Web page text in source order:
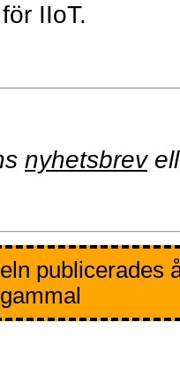
IIoT.
nyhetsbrev
publicerades